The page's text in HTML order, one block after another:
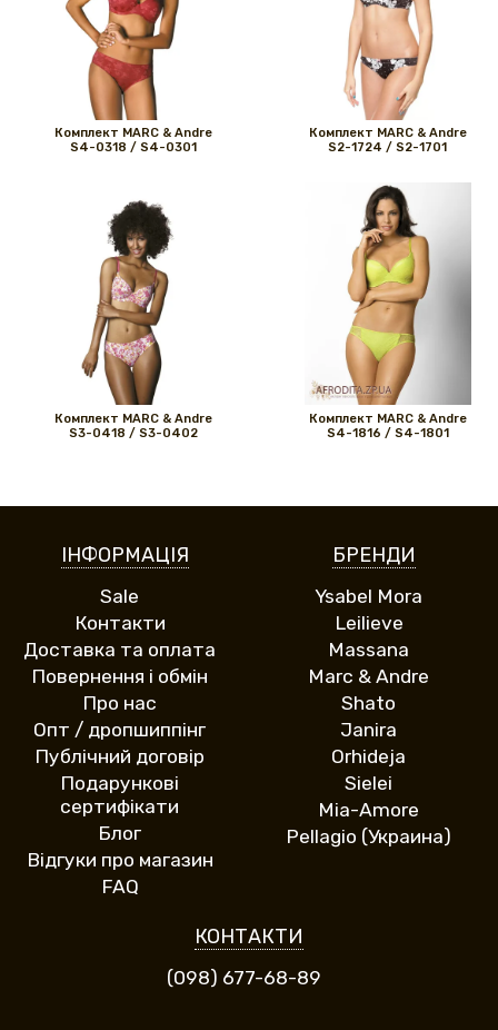
Комплект MARС & Andre
S4-0318 / S4-0301
Комплект MARС & Andre
S2-1724 / S2-1701
Комплект MARС & Andre
S3-0418 / S3-0402
Комплект MARС & Andre
S4-1816 / S4-1801
ІНФОРМАЦІЯ
Sale
Контакти
Доставка та оплата
Повернення і обмін
Про нас
Опт / дропшиппінг
Публічний договір
Подарункові
сертифікати
Блог
Відгуки про магазин
FAQ
БРЕНДИ
Ysabel Mora
Leilieve
Massana
Marc & Andre
Shato
Janira
Orhideja
Sielei
Mia-Amore
Pellagio (Украина)
КОНТАКТИ
(098) 677-68-89